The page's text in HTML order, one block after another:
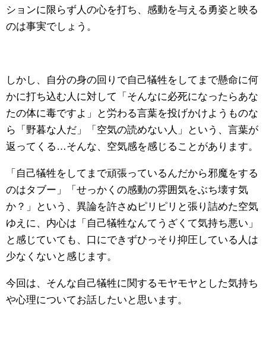
ションに限らず人の心を打ち、感動を与える勇姿と映る
のは事実でしょう。
しかし、自分の身の回りで自己犠牲をしてまで懸命に何
かに打ち込む人に対して「そんなに必死になったらあな
たの体に毒ですよ」と労わる言葉を投げかけようものな
ら「野暮な人だ」「空気の読めない人」という、言葉が
返ってくる…そんな、空気感を感じることがあります。
「自己犠牲をしてまで頑張っているんだから邪魔をする
のはタブー」「せっかくの感動の雰囲気をぶち壊す気
か？」という、異論を許さぬピリピリと張り詰めた空気
ゆえに、内心は「自己犠牲なんてうざくて気持ち悪い」
と感じていても、口にできずひっそり抑圧している人は
少なくないと感じます。
今回は、そんな自己犠牲に関するモヤモヤとした気持ち
や心理についてお話したいと思います。